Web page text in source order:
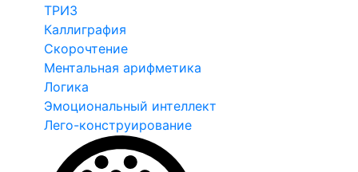
ТРИЗ
Каллиграфия
Скорочтение
Ментальная арифметика
Логика
Эмоциональный интеллект
Лего-конструирование